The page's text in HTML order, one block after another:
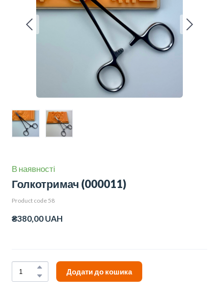
В наявності
Голкотримач (000011)
Product code 58
₴380,00 UAH
Додати до кошика